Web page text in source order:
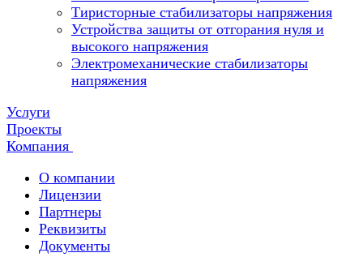
Тиристорные стабилизаторы напряжения
Устройства защиты от отгорания нуля и
высокого напряжения
Электромеханические стабилизаторы
напряжения
Услуги
Проекты
Компания
О компании
Лицензии
Партнеры
Реквизиты
Документы